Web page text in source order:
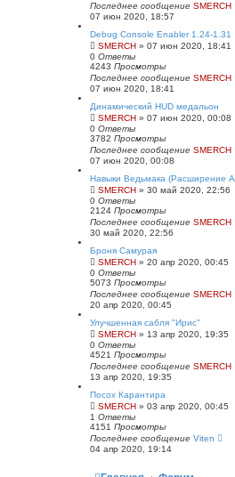
Последнее сообщение SMERCH
07 июн 2020, 18:57
Debug Console Enabler 1.24-1.31
SMERCH » 07 июн 2020, 18:41
0 Ответы
4243 Просмотры
Последнее сообщение SMERCH
07 июн 2020, 18:41
Динамический HUD медальон
SMERCH » 07 июн 2020, 00:08
0 Ответы
3782 Просмотры
Последнее сообщение SMERCH
07 июн 2020, 00:08
Навыки Ведьмака (Расширение
SMERCH » 30 май 2020, 22:56
0 Ответы
2124 Просмотры
Последнее сообщение SMERCH
30 май 2020, 22:56
Броня Самурая
SMERCH » 20 апр 2020, 00:45
0 Ответы
5073 Просмотры
Последнее сообщение SMERCH
20 апр 2020, 00:45
Улучшенная сабля "Ирис"
SMERCH » 13 апр 2020, 19:35
0 Ответы
4521 Просмотры
Последнее сообщение SMERCH
13 апр 2020, 19:35
Посох Карантира
SMERCH » 03 апр 2020, 00:45
1 Ответы
4151 Просмотры
Последнее сообщение Viten
04 апр 2020, 19:14